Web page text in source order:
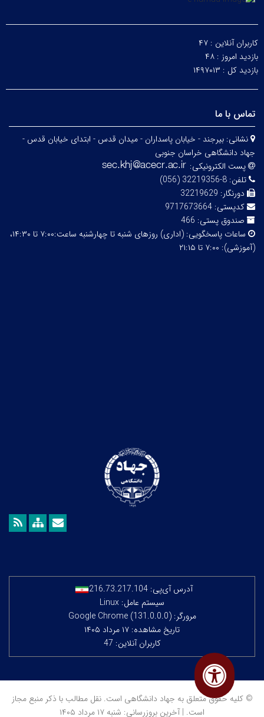
کاربران آنلاین : ۴۷
بازدید امروز : ۴۸
بازدید کل : ۱۴۹۷۰۱۳
تماس با ما
نشانی: بیرجند - خیابان پاسداران - میدان قدس - ابتدای خیابان قدس -
جهاد دانشگاهی خراسان جنوبی
پست الکترونیکی:
تلفن: 8-32219356 (056)
دورنگار: 32219629
کدپستی: 9717673664
صندوق پستی: 466
ساعات پاسخگویی:
(اداری) روزهای شنبه تا چهارشنبه ساعت:۷:۰۰ تا ۱۴:۳۰،
(آموزشی): ۷:۰۰ تا ۲۱:۱۵
آدرس آی‌پی: 216.73.217.104
سیستم عامل: Linux
مرورگر: Google Chrome (131.0.0.0)
تاریخ مشاهده: ۱۷ مرداد ۱۴۰۵
کاربران آنلاین: 47
© کلیه حقوق متعلق به جهاد دانشگاهی است. نقل مطالب با ذکر منبع مجاز
است. | آخرین بروزرسانی: شنبه ۱۷ مرداد ۱۴۰۵